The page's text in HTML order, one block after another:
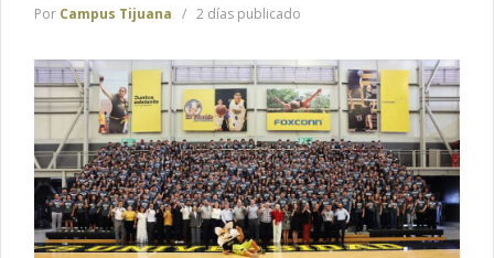
Por Campus Tijuana 2 días publicado